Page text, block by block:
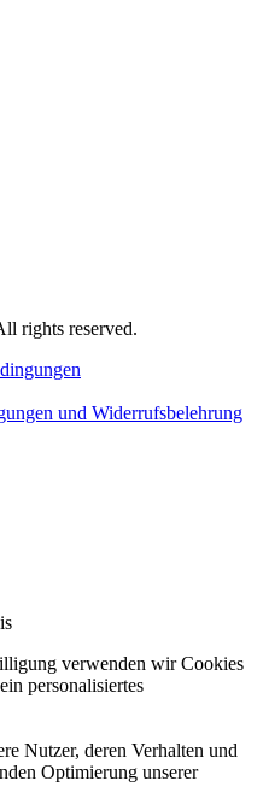
rights reserved.
und Widerrufsbelehrung
verwenden wir Cookies
personalisiertes
Nutzer, deren Verhalten und
Optimierung unserer